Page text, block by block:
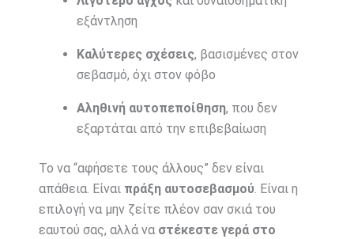
εξάντληση
Καλύτερες σχέσεις, βασισμένες στον
σεβασμό, όχι στον φόβο
Αληθινή αυτοπεποίθηση, που δεν
εξαρτάται από την επιβεβαίωση
Το να “αφήσετε τους άλλους” δεν είναι
απάθεια. Είναι πράξη αυτοσεβασμού. Είναι η
επιλογή να μην ζείτε πλέον σαν σκιά του
εαυτού σας, αλλά να στέκεστε γερά στο